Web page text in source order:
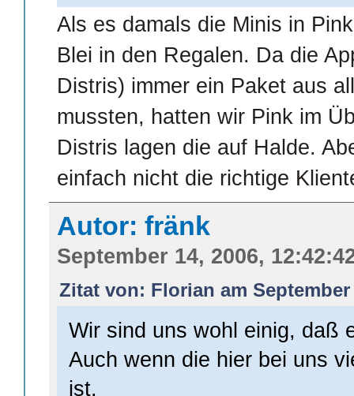
Als es damals die Minis in
Blei in den Regalen. Da die
Distris) immer ein Paket aus
mussten, hatten wir Pink im
Distris lagen die auf Halde.
einfach nicht die richtige
Autor: fränk
September 14, 2006,
Zitat von: Florian am September
Wir sind uns wohl einig, daß
Auch wenn die hier bei uns
ist.